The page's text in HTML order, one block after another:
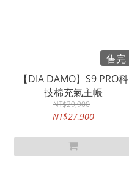
售完
【DIA DAMO】S9 PRO科
技棉充氣主帳
NT$29,900
NT$27,900